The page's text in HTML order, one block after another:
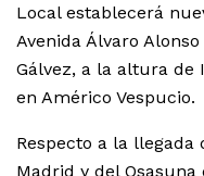
Local establecerá
Avenida Álvaro
Gálvez, a la altura de
en Américo Vespucio.
Respecto a la llegada
Madrid y del